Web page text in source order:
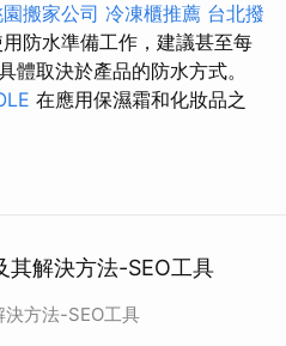
搬家公司 冷凍櫃推薦 台北撥
防水準備工作，建議甚至每
體取決於產品的防水方式。
在應用保濕霜和化妝品之
其解決方法-SEO工具
決方法-SEO工具